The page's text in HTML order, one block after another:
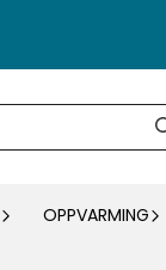
OPPVARMING